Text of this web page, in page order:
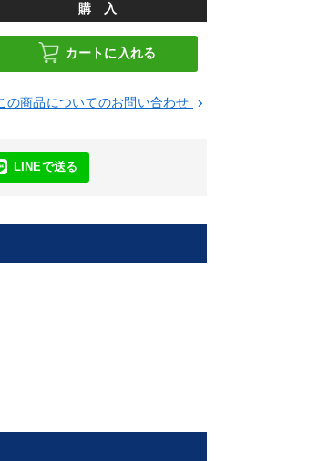
購 入
カートに入れる
の商品についてのお問い合わせ keyboard_arrow_right
LINEで送る